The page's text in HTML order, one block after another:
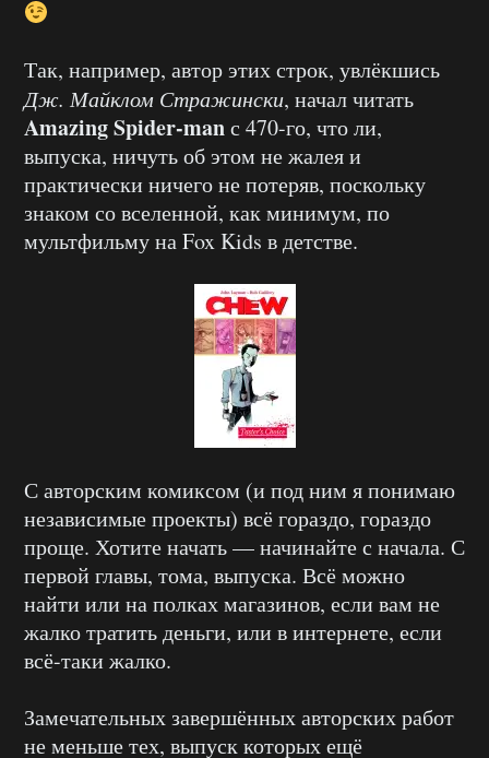
Так, например, автор этих строк, увлёкшись
Дж. Майклом Стражински, начал читать
Amazing Spider-manс 470-го, что ли,
выпуска, ничуть об этом не жалея и
практически ничего не потеряв, поскольку
знаком со вселенной, как минимум, по
мультфильму на Fox Kids в детстве.
С авторским комиксом (и под ним я понимаю
независимые проекты) всё гораздо, гораздо
проще. Хотите начать — начинайте с начала. С
первой главы, тома, выпуска. Всё можно
найти или на полках магазинов, если вам не
жалко тратить деньги, или в интернете, если
всё-таки жалко.
Замечательных завершённых авторских работ
не меньше тех, выпуск которых ещё